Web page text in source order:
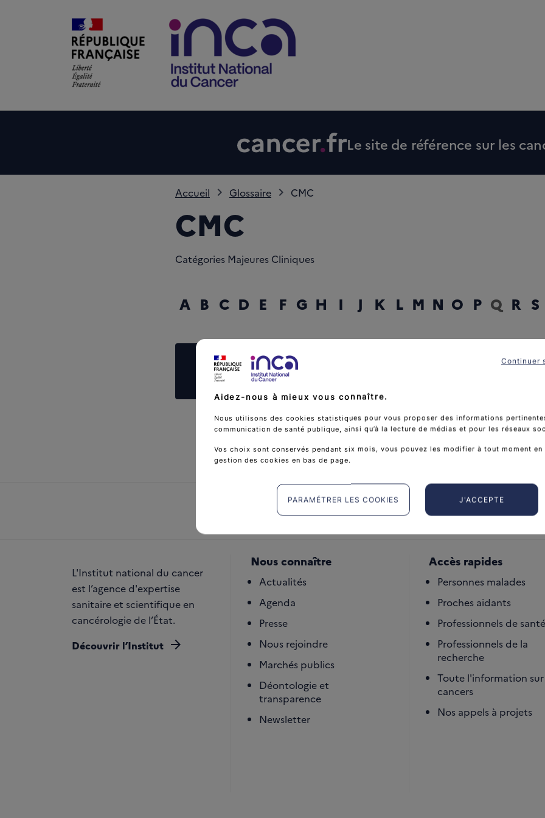
Le site de référence sur les
Accueil Glossaire CMC
CMC
Catégories Majeures Cliniques
A B C D E F G H I J K L M N O P Q R S
Rechercher un mot
L'Institut national du cancer
est l’agence d'expertise
sanitaire et scientifique en
cancérologie de l’État.
Découvrir l’Institut arrow_forward
Nous connaître
Actualités
Agenda
Presse
Nous rejoindre
Marchés publics
Déontologie et
transparence
Newsletter
Accès rapides
Personnes malades
Proches aidants
Professionnels de santé
Professionnels de la
recherche
Toute l'information sur
cancers
Nos appels à projets
Aidez-nous à mieux vous connaître.
Nous utilisons des cookies statistiques pour vous proposer des informations
communication de santé publique, ainsi qu’à la lecture de médias et pour les réseaux
Vos choix sont conservés pendant six mois, vous pouvez les modifier à tout moment en
gestion des cookies en bas de page.
J'ACCEPTE
PARAMÉTRER LES COOKIES
Continuer